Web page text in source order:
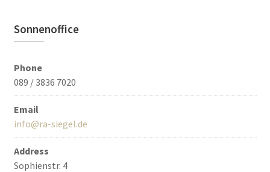
Sonnenoffice
Phone
089 / 3836 7020
Email
info@ra-siegel.de
Address
Sophienstr. 4